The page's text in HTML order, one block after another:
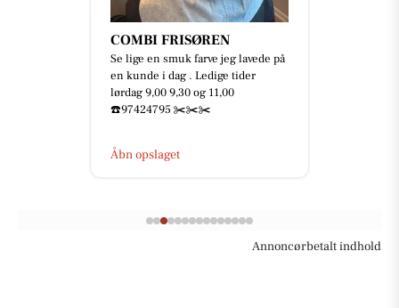
COMBI FRISØREN
Se lige en smuk farve jeg lavede på
en kunde i dag . Ledige tider
lørdag 9,00 9,30 og 11,00
☎️97424795 ✂️✂️✂️
Åbn opslaget
Annoncørbetalt indhold